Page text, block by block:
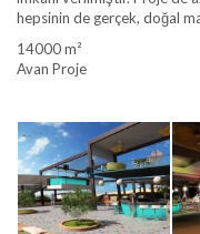
hepsinin de gerçek, doğal
14000 m²
Avan Proje